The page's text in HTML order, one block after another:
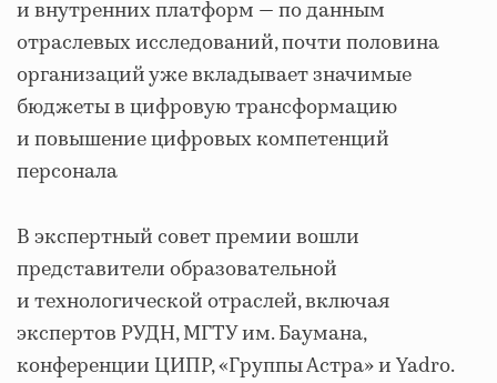
и внутренних платформ — по данным
отраслевых исследований, почти половина
организаций уже вкладывает значимые
бюджеты в цифровую трансформацию
и повышение цифровых компетенций
персонала
В экспертный совет премии вошли
представители образовательной
и технологической отраслей, включая
экспертов РУДН, МГТУ им. Баумана,
конференции ЦИПР, «Группы Астра» и Yadro.